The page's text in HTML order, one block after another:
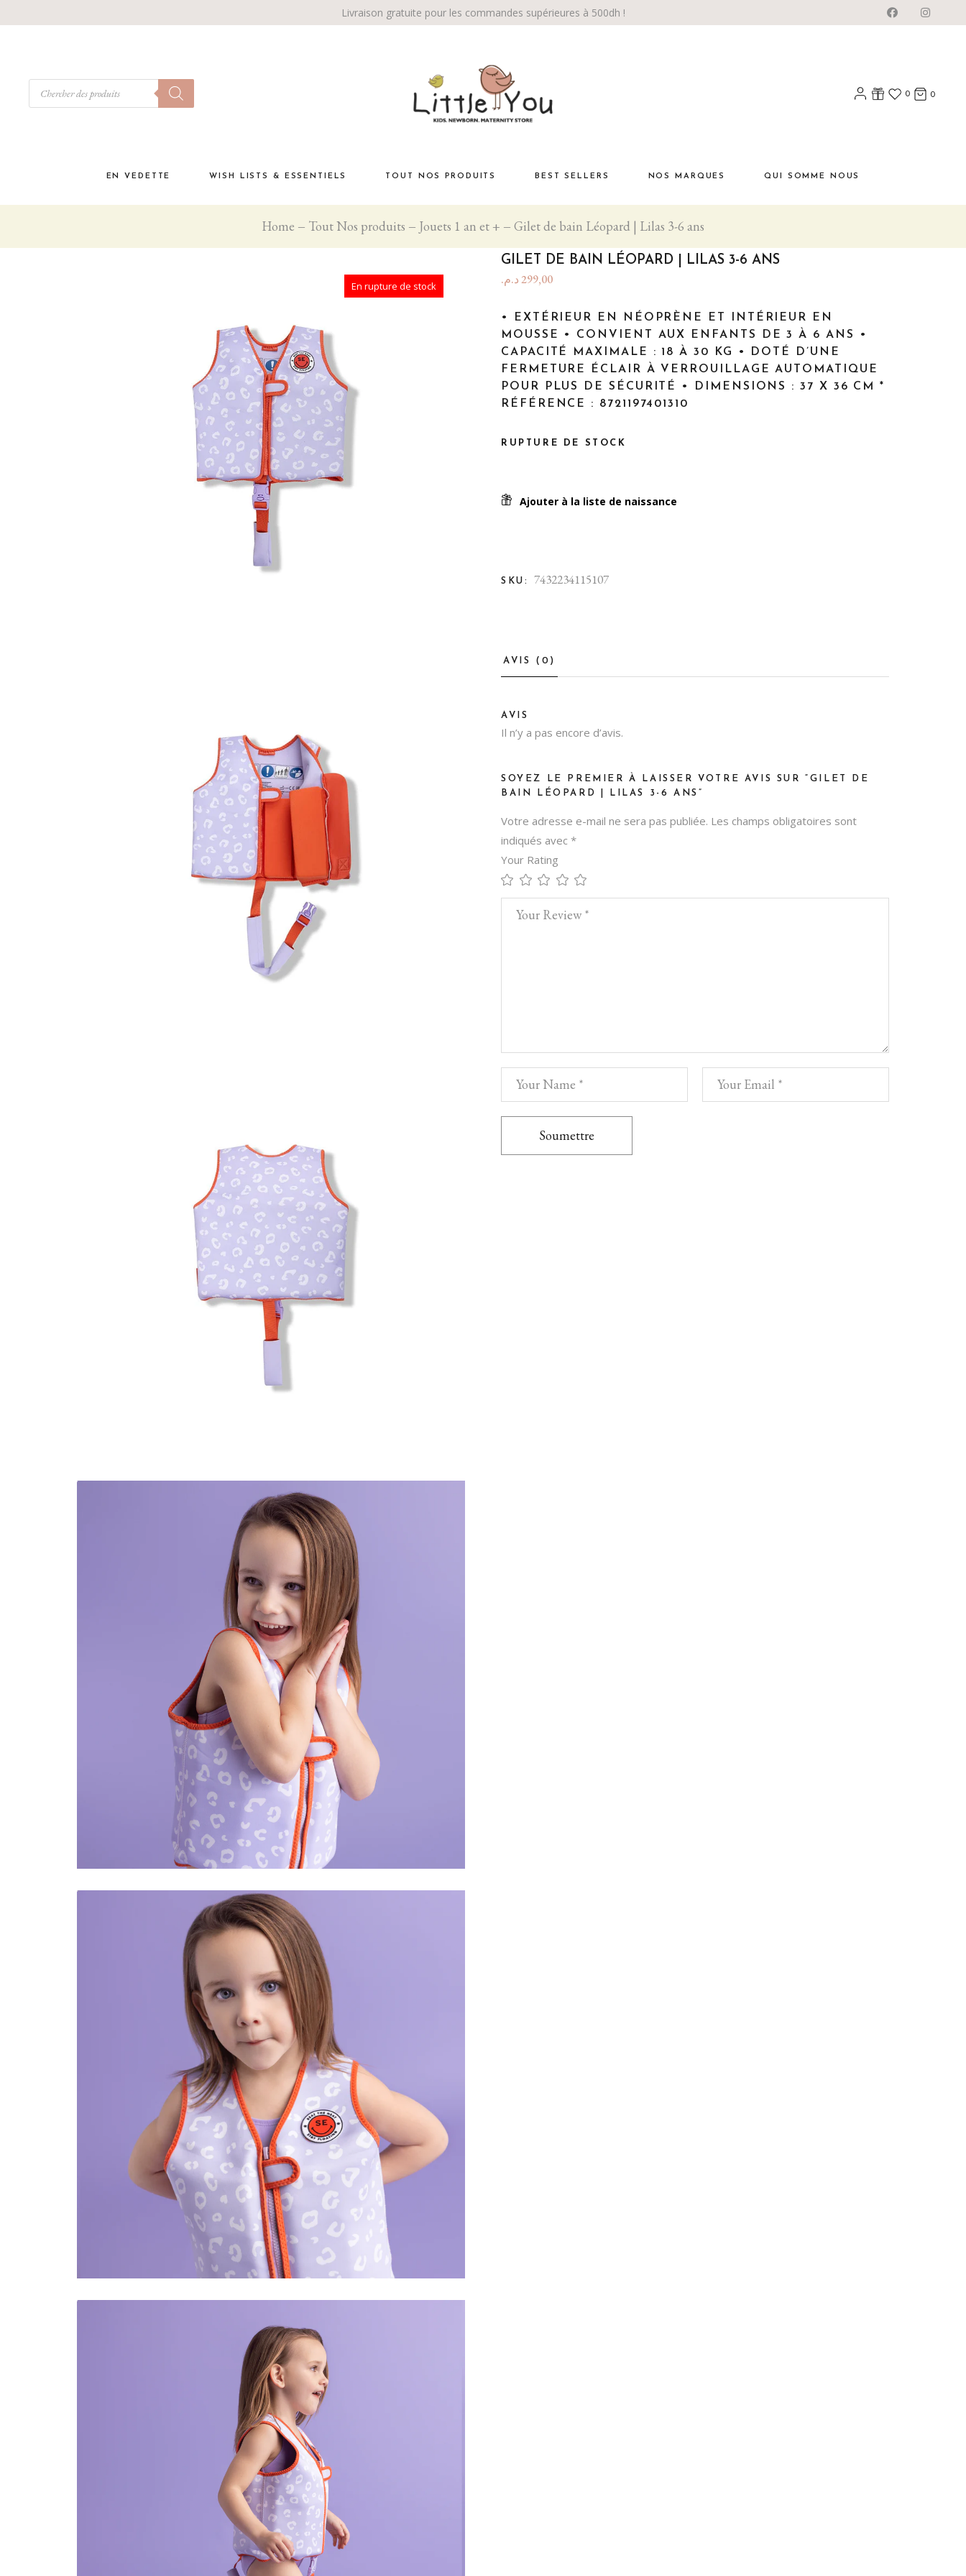
Livraison gratuite pour les commandes supérieures à 500dh !
0 0
EN VEDETTE WISH LISTS & ESSENTIELS
Babyshower
Happy 1 Year List
TOUT NOS PRODUITS
Habiller bébé
Éveil bébé
BEST SELLERS NOS MARQUES QUI SOMME NOUS
Home Tout Nos produits Jouets 1 an et + Gilet de bain Léopard | Lilas 3-6 ans
En rupture de stock
GILET DE BAIN LÉOPARD | LILAS 3-6 ANS
299,00د.م.
• EXTÉRIEUR EN NÉOPRÈNE ET INTÉRIEUR EN
MOUSSE • CONVIENT AUX ENFANTS DE 3 À 6 ANS •
CAPACITÉ MAXIMALE : 18 À 30 KG • DOTÉ D’UNE
FERMETURE ÉCLAIR À VERROUILLAGE AUTOMATIQUE
POUR PLUS DE SÉCURITÉ • DIMENSIONS : 37 X 36 CM *
RÉFÉRENCE : 8721197401310
RUPTURE DE STOCK
Ajouter à la liste de naissance
SKU: 7432234115107
AVIS (0)
AVIS
Il n’y a pas encore d’avis.
SOYEZ LE PREMIER À LAISSER VOTRE AVIS SUR “GILET DE
BAIN LÉOPARD | LILAS 3-6 ANS”
Votre adresse e-mail ne sera pas publiée. Les champs obligatoires sont
indiqués avec *
Your Rating
Soumettre